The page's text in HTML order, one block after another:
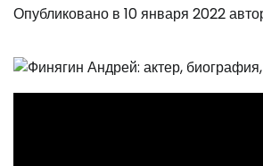
Опубликовано в 10 января 2022